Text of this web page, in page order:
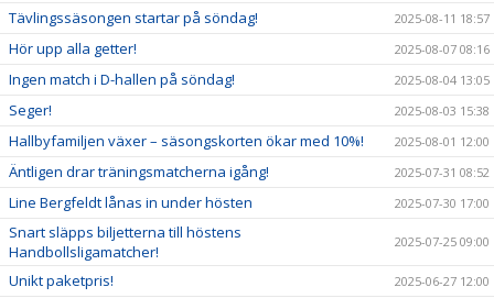
Tävlingssäsongen startar på söndag! 2025-08-11 18:57
Hör upp alla getter! 2025-08-07 08:16
Ingen match i D-hallen på söndag! 2025-08-04 13:05
Seger! 2025-08-03 15:38
Hallbyfamiljen växer – säsongskorten ökar med 10%! 2025-08-01 12:00
Äntligen drar träningsmatcherna igång! 2025-07-31 08:52
Line Bergfeldt lånas in under hösten 2025-07-30 17:00
Snart släpps biljetterna till höstens
Handbollsligamatcher!
2025-07-25 09:00
Unikt paketpris! 2025-06-27 12:00